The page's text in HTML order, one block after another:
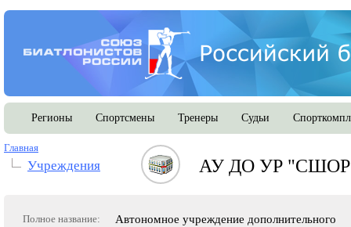
Регионы Спортсмены Тренеры Судьи
Главная
Учреждения АУ ДО УР "СШОР
Полное название:
Автономное учреждение дополнительного